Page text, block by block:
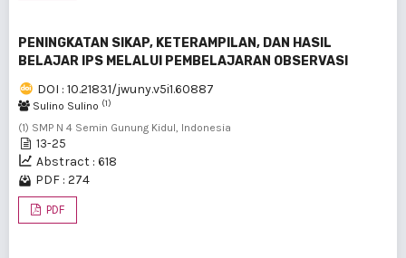
PENINGKATAN SIKAP, KETERAMPILAN, DAN HASIL
BELAJAR IPS MELALUI PEMBELAJARAN OBSERVASI
DOI : 10.21831/jwuny.v5i1.60887
Sulino Sulino (1)
(1) SMP N 4 Semin Gunung Kidul, Indonesia
13-25
Abstract : 618
PDF : 274
PDF